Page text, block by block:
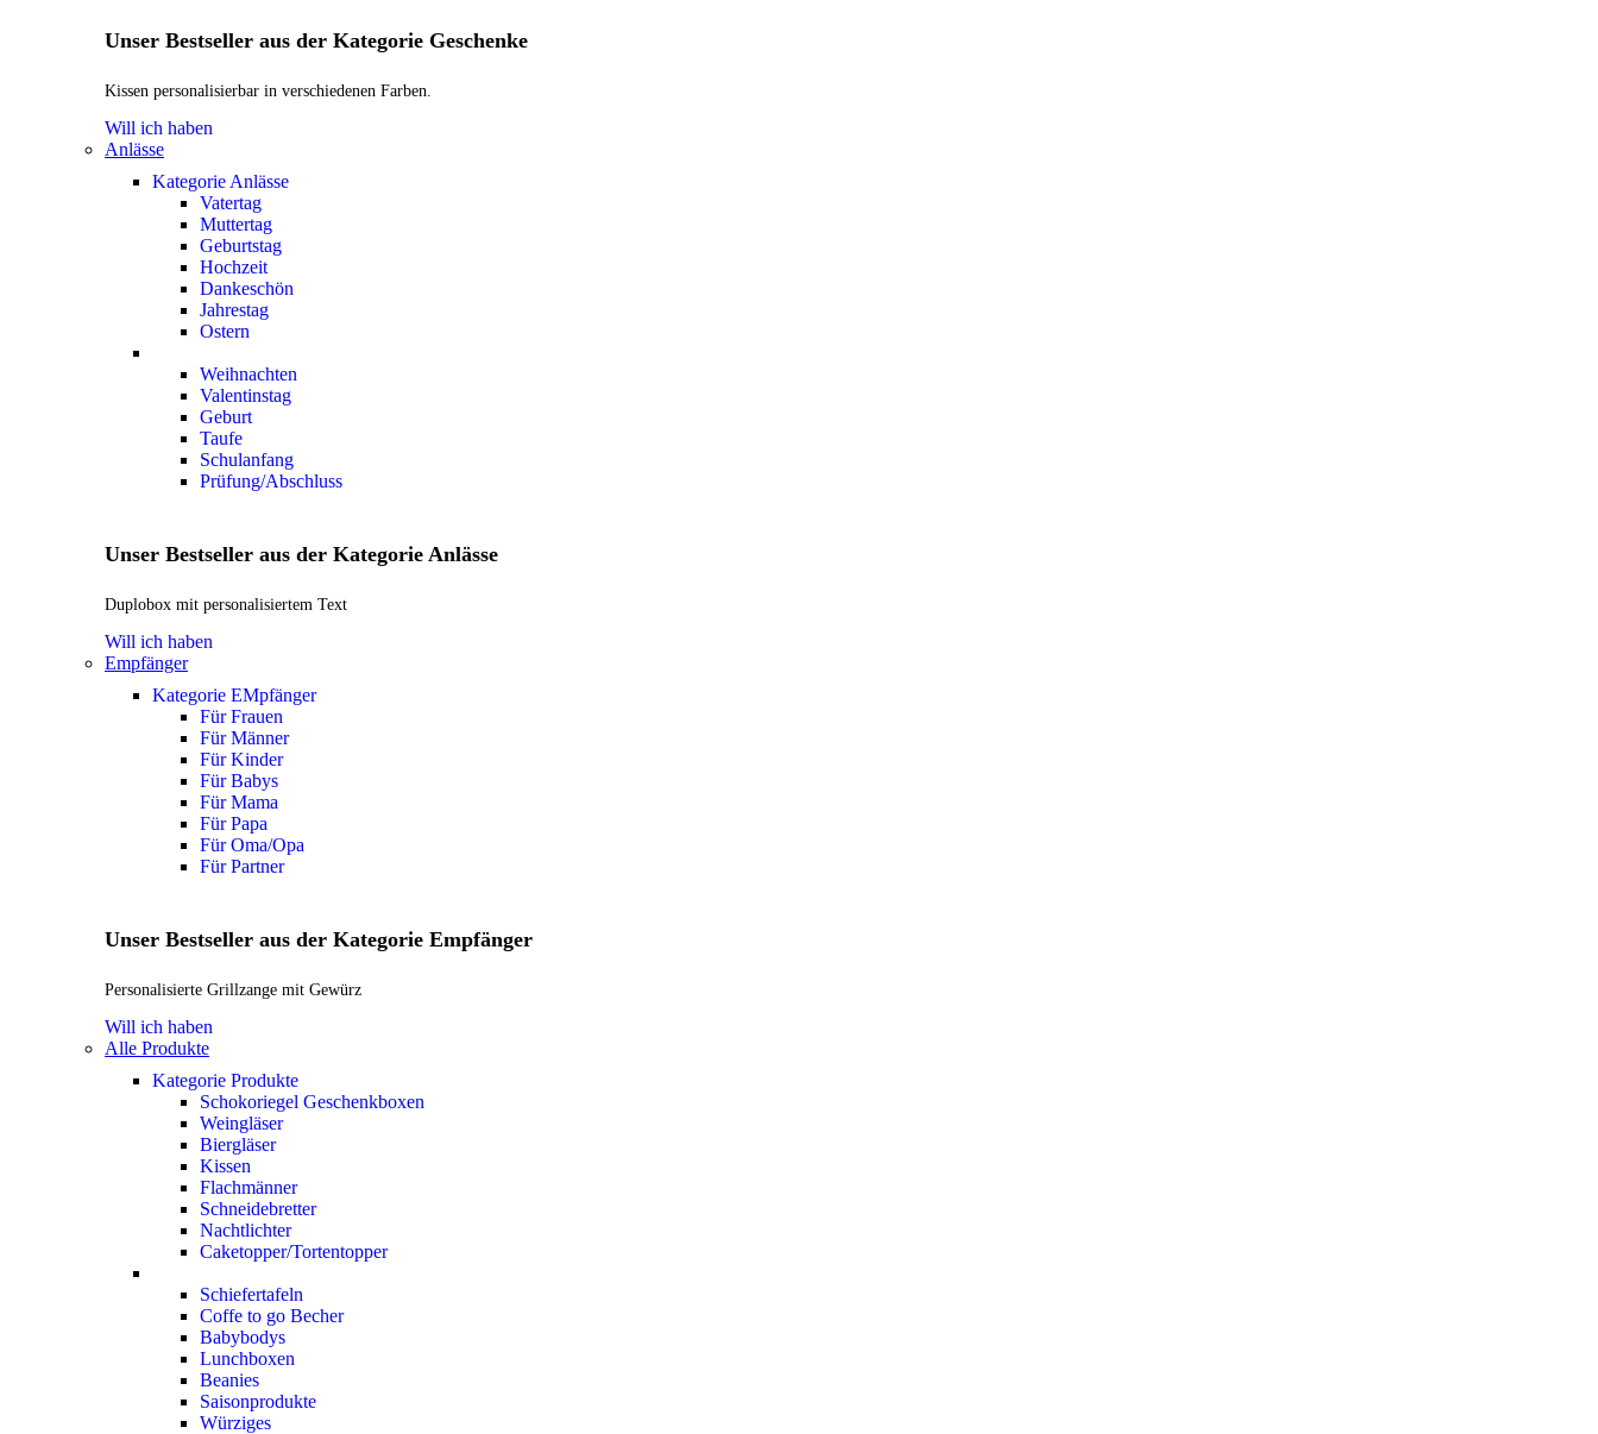
Unser Bestseller aus der Kategorie Geschenke
Kissen personalisierbar in verschiedenen Farben.
Will ich haben
Anlässe
Kategorie Anlässe
Vatertag
Muttertag
Geburtstag
Hochzeit
Dankeschön
Jahrestag
Ostern
Weihnachten
Valentinstag
Geburt
Taufe
Schulanfang
Prüfung/Abschluss
Unser Bestseller aus der Kategorie Anlässe
Duplobox mit personalisiertem Text
Will ich haben
Empfänger
Kategorie EMpfänger
Für Frauen
Für Männer
Für Kinder
Für Babys
Für Mama
Für Papa
Für Oma/Opa
Für Partner
Unser Bestseller aus der Kategorie Empfänger
Personalisierte Grillzange mit Gewürz
Will ich haben
Alle Produkte
Kategorie Produkte
Schokoriegel Geschenkboxen
Weingläser
Biergläser
Kissen
Flachmänner
Schneidebretter
Nachtlichter
Caketopper/Tortentopper
Schiefertafeln
Coffe to go Becher
Babybodys
Lunchboxen
Beanies
Saisonprodukte
Würziges